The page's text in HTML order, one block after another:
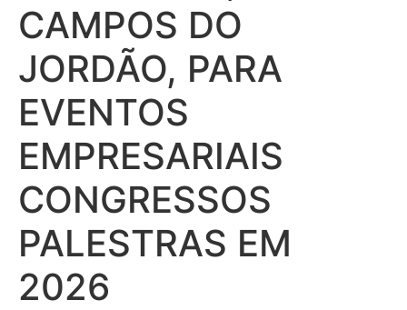
CAMPOS DO
JORDÃO, PARA
EVENTOS
EMPRESARIAIS
CONGRESSOS
PALESTRAS EM
2026